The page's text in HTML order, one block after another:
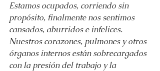
Estamos ocupados, corriendo sin
propósito, finalmente nos sentimos
cansados, aburridos e infelices.
Nuestros corazones, pulmones y otros
órganos internos están sobrecargados
con la presión del trabajo y la